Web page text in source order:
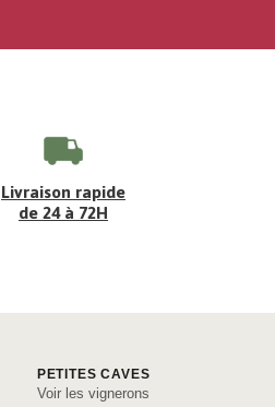
Livraison rapide
de 24 à 72H
PETITES CAVES
Voir les vignerons